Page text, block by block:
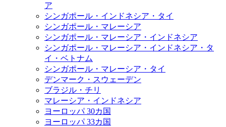
ア
シンガポール・インドネシア・タイ
シンガポール・マレーシア
シンガポール・マレーシア・インドネシア
シンガポール・マレーシア・インドネシア・タ
イ・ベトナム
シンガポール・マレーシア・タイ
デンマーク・スウェーデン
ブラジル・チリ
マレーシア・インドネシア
ヨーロッパ 30カ国
ヨーロッパ 33カ国